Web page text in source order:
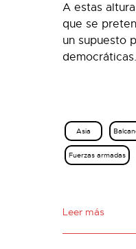
A estas
que se
‎un supuesto
democráticas.
Asia
Fuerzas armadas
Leer más